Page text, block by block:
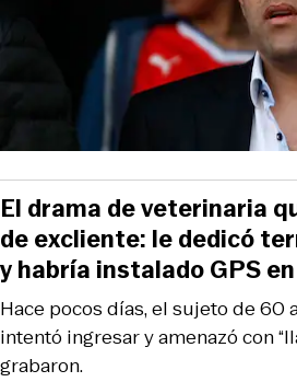
Hace pocos días, el sujeto de 60
intentó ingresar y amenazó con
grabaron.
El drama de veterinaria
de excliente: le dedicó
y habría instalado GPS